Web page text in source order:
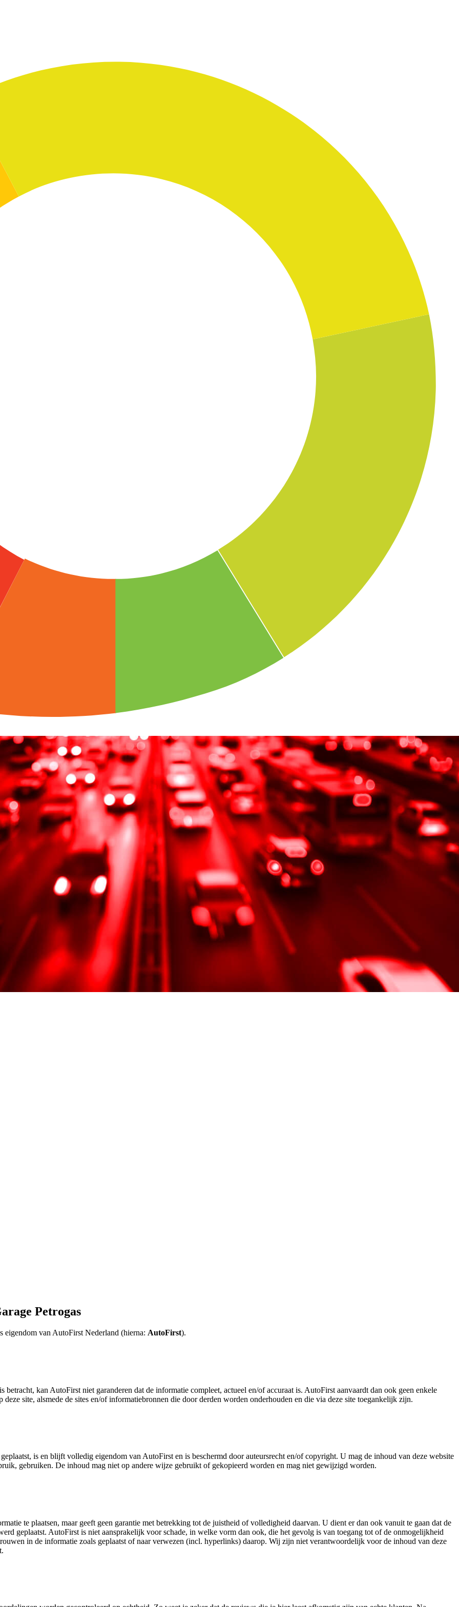
Petrogas
eigendom van AutoFirst Nederland (hierna: AutoFirst).
kan AutoFirst niet garanderen dat de informatie compleet, actueel en/of accuraat is. AutoFirst aanvaardt dan ook geen enkele
site, alsmede de sites en/of informatiebronnen die door derden worden onderhouden en die via deze site toegankelijk zijn.
is en blijft volledig eigendom van AutoFirst en is beschermd door auteursrecht en/of copyright. U mag de inhoud van deze website
gebruiken. De inhoud mag niet op andere wijze gebruikt of gekopieerd worden en mag niet gewijzigd worden.
te plaatsen, maar geeft geen garantie met betrekking tot de juistheid of volledigheid daarvan. U dient er dan ook vanuit te gaan dat de
geplaatst. AutoFirst is niet aansprakelijk voor schade, in welke vorm dan ook, die het gevolg is van toegang tot of de onmogelijkheid
in de informatie zoals geplaatst of naar verwezen (incl. hyperlinks) daarop. Wij zijn niet verantwoordelijk voor de inhoud van deze